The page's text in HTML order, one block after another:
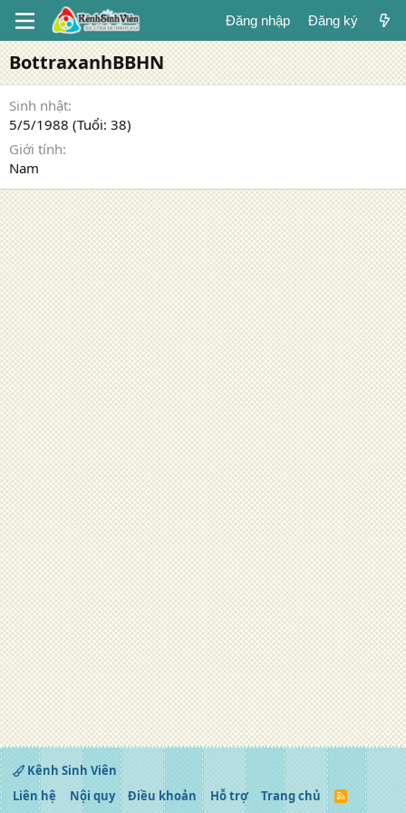
Đăng nhập Đăng ký
BottraxanhBBHN
Sinh nhật
5/5/1988 (Tuổi: 38)
Giới tính
Nam
Kênh Sinh Viên
Liên hệ
Nội quy Điều khoản Hỗ trợ Trang chủ
R